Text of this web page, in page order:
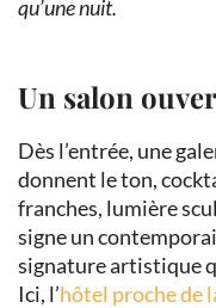
qu’une nuit.
Un salon
Dès l’entrée, une
donnent le ton,
franches, lumière
signe un
signature artistique
Ici, l’hôtel proche de